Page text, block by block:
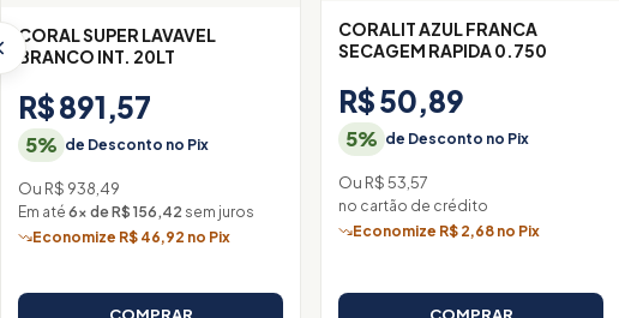
CORAL SUPER LAVAVEL
BRANCO INT. 20LT
R$ 891,57
5% de Desconto no Pix
Ou R$ 938,49
Em até 6× de R$ 156,42 sem juros
Economize R$ 46,92 no Pix
CORALIT AZUL FRANCA
SECAGEM RAPIDA 0.750
R$ 50,89
5% de Desconto no Pix
Ou R$ 53,57
no cartão de crédito
Economize R$ 2,68 no Pix